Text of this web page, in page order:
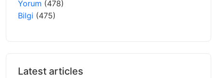
Yorum (478)
Bilgi (475)
Latest articles